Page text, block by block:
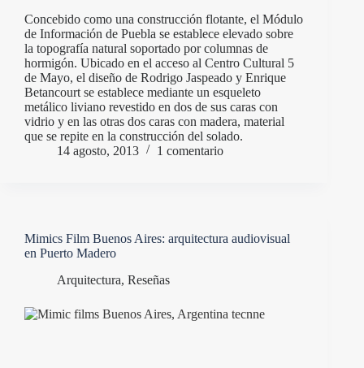
Concebido como una construcción flotante, el Módulo
de Información de Puebla se establece elevado sobre
la topografía natural soportado por columnas de
hormigón. Ubicado en el acceso al Centro Cultural 5
de Mayo, el diseño de Rodrigo Jaspeado y Enrique
Betancourt se establece mediante un esqueleto
metálico liviano revestido en dos de sus caras con
vidrio y en las otras dos caras con madera, material
que se repite en la construcción del solado.
14 agosto, 2013
1 comentario
Mimics Film Buenos Aires: arquitectura audiovisual
en Puerto Madero
Arquitectura, Reseñas